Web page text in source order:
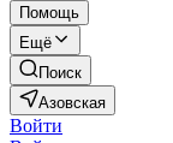
Помощь
Ещё
Поиск
Азовская
Войти